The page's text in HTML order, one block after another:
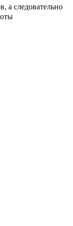
а следовательно